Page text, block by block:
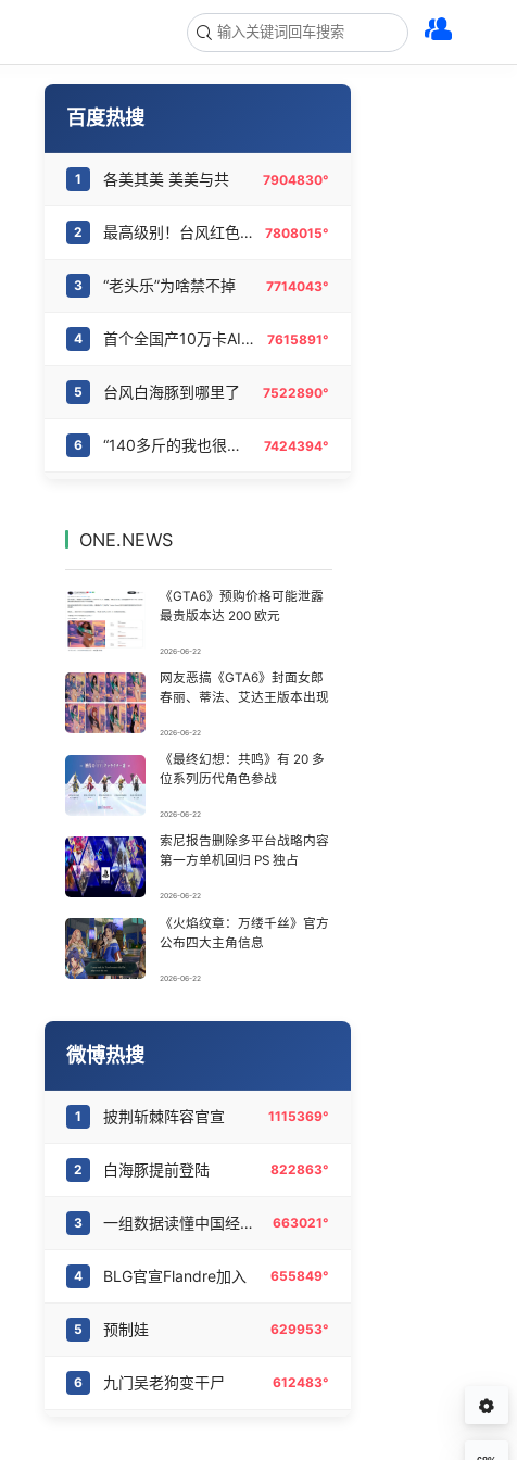
百度热搜
1 各美其美 美美与共 7904830°
2 最高级别！台风红色预警 7808015°
3 “老头乐”为啥禁不掉 7714043°
4 首个全国产10万卡AI超集群投用 7615891°
5 台风白海豚到哪里了 7522890°
6 “140多斤的我也很难静止站立” 7424394°
9 以军士兵把枪口对准中国记者 7135656°
11
12 跟风评论随意脑补？杜绝二次造谣 6847683°
13 上海有出现龙卷潜势
14 儿子去世老人要查孙子血缘儿媳拒绝 6656401°
15 上半年国内手机销量榜 6566993°
16
ONE.NEWS
《GTA6》预购价格可能泄露
最贵版本达 200 欧元
2026-06-22
网友恶搞《GTA6》封面女郎
春丽、蒂法、艾达王版本出现
2026-06-22
《最终幻想：共鸣》有 20 多
位系列历代角色参战
2026-06-22
索尼报告删除多平台战略内容
第一方单机回归 PS 独占
2026-06-22
《火焰纹章：万缕千丝》官方
公布四大主角信息
2026-06-22
微博热搜
1 披荆斩棘阵容官宣 1115369°
2 白海豚提前登陆 822863°
3 一组数据读懂中国经济底气 663021°
4 BLG官宣Flandre加入 655849°
5 预制娃 629953°
6 九门吴老狗变干尸 612483°